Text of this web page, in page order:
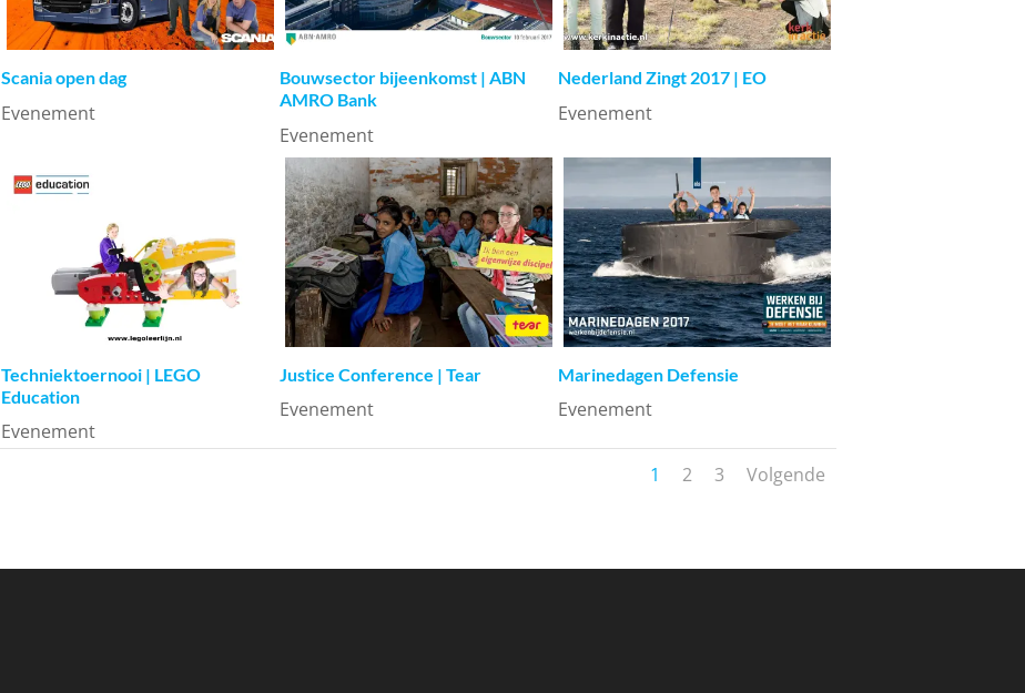
Scania open dag
Evenement
Bouwsector bijeenkomst | ABN
AMRO Bank
Evenement
Nederland Zingt 2017 | EO
Evenement
Techniektoernooi | LEGO
Education
Evenement
Justice Conference | Tear
Evenement
Marinedagen Defensie
Evenement
1 2 3 Volgende